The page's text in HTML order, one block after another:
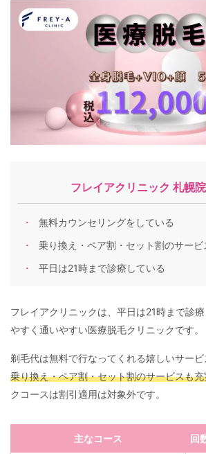
フレイアクリニック 札幌
無料カウンセリングをしている
乗り換え・ペア割・セット割のサービ
平日は21時まで診療している
フレイアクリニックは、平日は21時まで診
やすく通いやすい医療脱毛クリニックです。
剃毛代は無料で行なってくれる嬉しいサービ
乗り換え・ペア割・セット割のサービスも充
クコースは割引適用は対象外です。
主なコース 回